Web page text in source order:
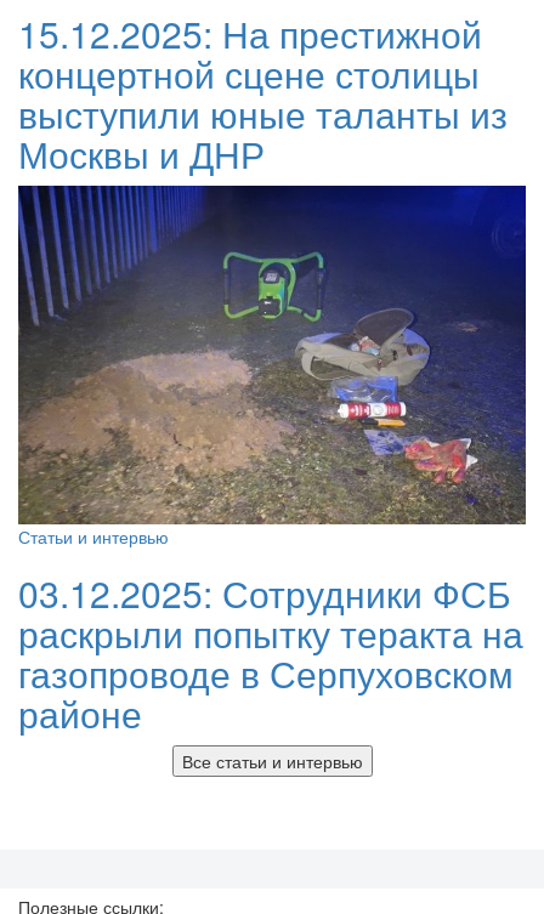
15.12.2025: На престижной
концертной сцене столицы
выступили юные таланты из
Москвы и ДНР
Статьи и интервью
03.12.2025: Сотрудники ФСБ
раскрыли попытку теракта на
газопроводе в Серпуховском
районе
Все статьи и интервью
Полезные ссылки: